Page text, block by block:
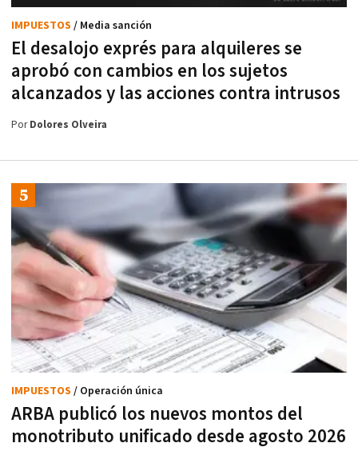
El desalojo exprés para alquileres se
aprobó con cambios en los sujetos
alcanzados y las acciones contra intrusos
IMPUESTOS / Media sanción
PorDolores Olveira
ARBA publicó los nuevos montos del
monotributo unificado desde agosto 2026
IMPUESTOS / Operación única